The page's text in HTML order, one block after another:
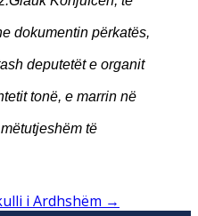
dokumentin përkatës,
deputetët e organit
tonë, e marrin në
të
i Ardhshëm →